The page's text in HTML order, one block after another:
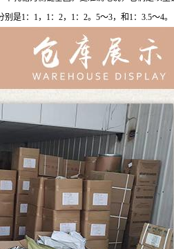
是1：1，1：2，1：2。5～3，和1：3.5～4。